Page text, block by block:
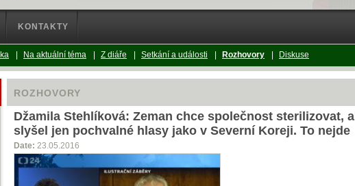
ROZHOVORY
Džamila Stehlíková: Zeman chce společnost sterilizovat,
slyšel jen pochvalné hlasy jako v Severní Koreji. To nejde
Date: 23.05.2016
KONTAKTY
Na aktuální téma Z diáře Setkání a události Rozhovory Diskuse